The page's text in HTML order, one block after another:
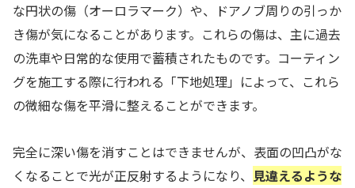
な円状の傷（オーロラマーク）や、ドアノブ周りの引っか
き傷が気になることがあります。これらの傷は、主に過去
の洗車や日常的な使用で蓄積されたものです。コーティン
グを施工する際に行われる「下地処理」によって、これら
の微細な傷を平滑に整えることができます。
完全に深い傷を消すことはできませんが、表面の凹凸がな
くなることで光が正反射するようになり、 見違えるような